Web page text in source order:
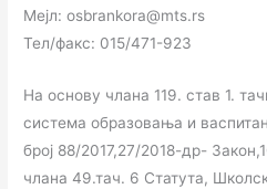
Мејл: osbrankora@mts.rs
Тел/факс: 015/471-923
На основу члана 119. став 1.
система образовања и
број 88/2017,27/2018-др-
члана 49.тач. 6 Статута,